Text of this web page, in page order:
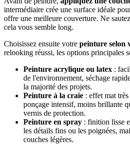
intermédiaire crée une surface idéale
offre une meilleure couverture. Ne
cela vous semble long.
Choisissez ensuite votre peinture selon
relooking réussi, les options principales
Peinture acrylique ou latex :
de l'environnement, séchage
la majorité des projets.
Peinture à la craie : effet mat
ponçage intensif, moins brillante
vernis de protection.
Peinture en spray : finition lisse
les détails fins ou les poignées,
couches légères.